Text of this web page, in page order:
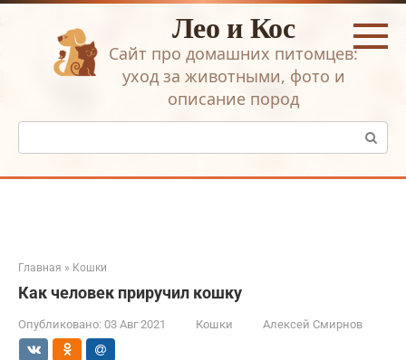
Перейти
Лео и Кос
Сайт про домашних питомцев:
уход за животными, фото и
описание пород
Поиск:
Главная » Кошки
Как человек приручил кошку
Опубликовано: 03 Авг 2021 Кошки Алексей Смирнов